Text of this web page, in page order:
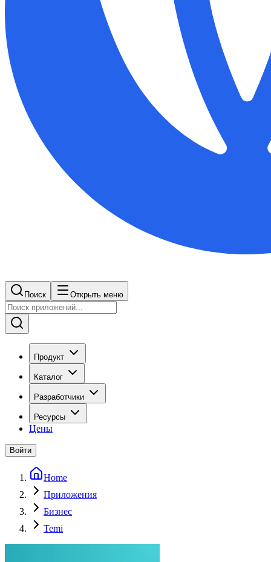
Поиск Открыть меню
Продукт
Каталог
Разработчики
Ресурсы
Цены
Войти
Home
Приложения
Бизнес
Temi